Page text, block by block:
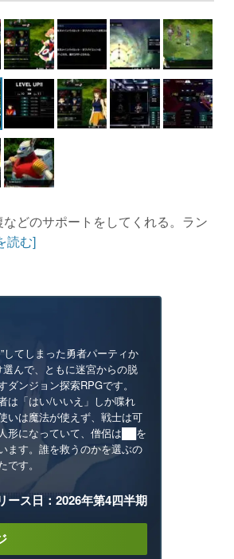
どのサポートをしてくれる。ラン
読む]
してしまった勇者パーティか
選んで、ともに迷宮からの脱
ダンジョン探索RPGです。
は「はい/いいえ」しか喋れ
いは魔法が使えず、戦士は可
形になっていて、僧侶は██を
ます。誰を救うのかを選ぶの
です。
ース日：2026年第4四半期